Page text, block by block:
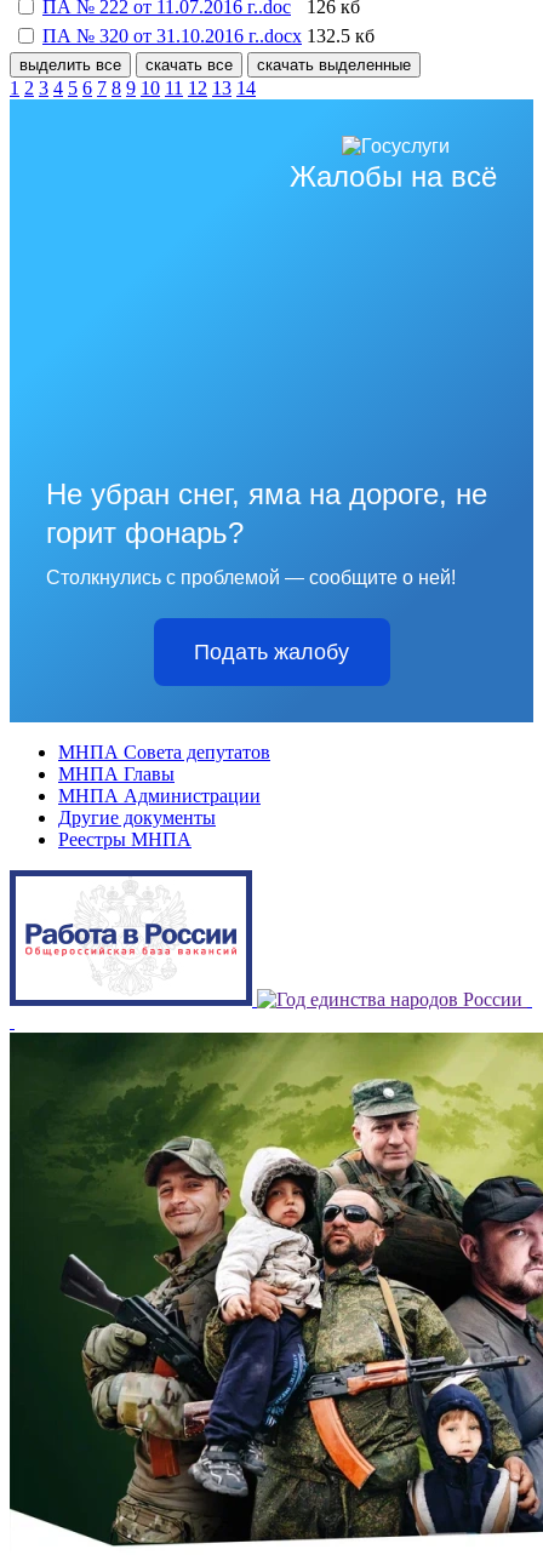
ПА № 222 от 11.07.2016 г..doc
126 кб
ПА № 320 от 31.10.2016 г..docx 132.5 кб
выделить все скачать все скачать выделенные
1 2 3 4 5 6 7 8 9 10 11 12 13 14
Жалобы на всё
Не убран снег, яма на дороге, не
горит фонарь?
Столкнулись с проблемой — сообщите о ней!
Подать жалобу
МНПА Совета депутатов
МНПА Главы
МНПА Администрации
Другие документы
Реестры МНПА